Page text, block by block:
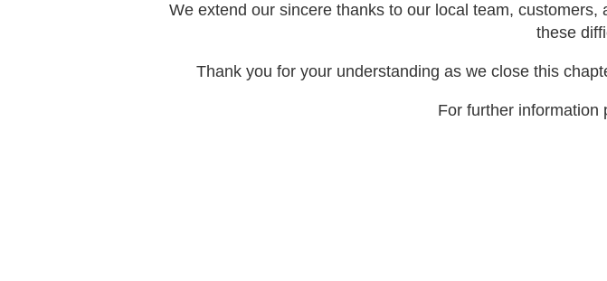
We extend our sincere thanks to our local team,
these
Thank you for your understanding as we close this
For further information